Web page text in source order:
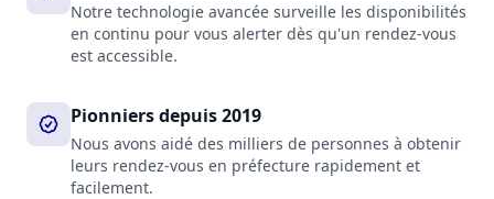
Notre technologie avancée surveille les disponibilités
en continu pour vous alerter dès qu'un rendez-vous
est accessible.
Pionniers depuis 2019
Nous avons aidé des milliers de personnes à obtenir
leurs rendez-vous en préfecture rapidement et
facilement.